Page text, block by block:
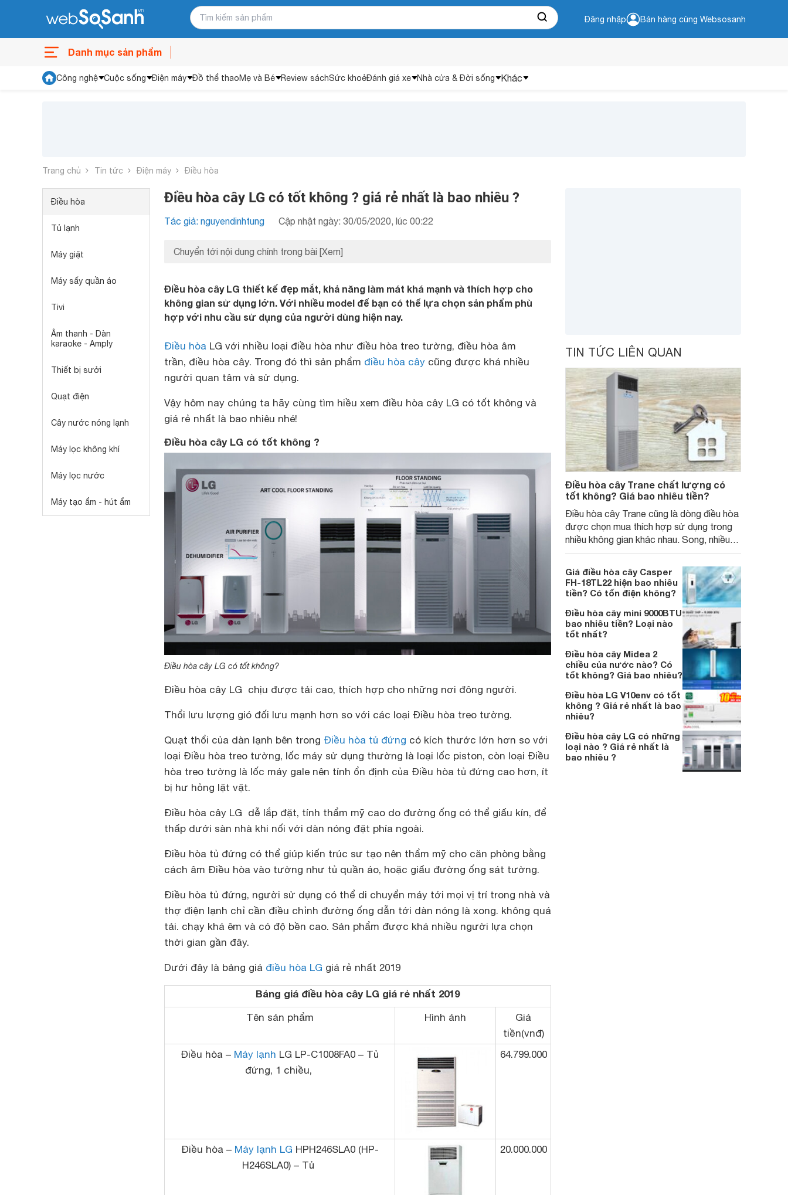
Đăng nhập Bán hàng cùng Websosanh
Danh mục sản phẩm
Công nghệ Cuộc sống Điện máy Đồ thể thaoMẹ và Bé Review sáchSức khoẻĐánh giá xe Nhà cửa & Đời sống Khác
Trang chủ Tin tức Điện máy Điều hòa
Điều hòa
Tủ lạnh
Máy giặt
Máy sấy quần áo
Tivi
Âm thanh - Dàn
karaoke - Amply
Thiết bị sưởi
Quạt điện
Cây nước nóng lạnh
Máy lọc không khí
Máy lọc nước
Máy tạo ẩm - hút ẩm
Điều hòa cây LG có tốt không ? giá rẻ nhất là bao nhiêu ?
Tác giả: nguyendinhtung Cập nhật ngày: 30/05/2020, lúc 00:22
Chuyển tới nội dung chính trong bài [Xem]
Điều hòa cây LG thiết kế đẹp mắt, khả năng làm mát khá mạnh và thích hợp cho
không gian sử dụng lớn. Với nhiều model để bạn có thể lựa chọn sản phẩm phù
hợp với nhu cầu sử dụng của người dùng hiện nay.
Điều hòa LG với nhiều loại điều hòa như điều hòa treo tường, điều hòa âm
trần, điều hòa cây. Trong đó thì sản phẩm điều hòa cây cũng được khá nhiều
người quan tâm và sử dụng.
Vậy hôm nay chúng ta hãy cùng tìm hiều xem điều hòa cây LG có tốt không và
giá rẻ nhất là bao nhiêu nhé!
Điều hòa cây LG có tốt không ?
Điều hòa cây LG có tốt không?
Điều hòa cây LG chịu được tải cao, thích hợp cho những nơi đông người.
Thổi lưu lượng gió đối lưu mạnh hơn so với các loại Điều hòa treo tường.
Quạt thổi của dàn lạnh bên trong Điều hòa tủ đứng có kích thước lớn hơn so với
loại Điều hòa treo tường, lốc máy sử dụng thường là loại lốc piston, còn loại Điều
hòa treo tường là lốc máy gale nên tính ổn định của Điều hòa tủ đứng cao hơn, ít
bị hư hỏng lặt vặt.
Điều hòa cây LG dễ lắp đặt, tính thẩm mỹ cao do đường ống có thể giấu kín, để
thấp dưới sàn nhà khi nối với dàn nóng đặt phía ngoài.
Điều hòa tủ đứng có thể giúp kiến trúc sư tạo nên thẩm mỹ cho căn phòng bằng
cách âm Điều hòa vào tường như tủ quần áo, hoặc giấu đường ống sát tường.
Điều hòa tủ đứng, người sử dụng có thể di chuyển máy tới mọi vị trí trong nhà và
thợ điện lạnh chỉ cần điều chỉnh đường ống dẫn tới dàn nóng là xong. không quá
tải. chạy khá êm và có độ bền cao. Sản phẩm được khá nhiều người lựa chọn
thời gian gần đây.
Dưới đây là bảng giá điều hòa LG giá rẻ nhất 2019
Bảng giá điều hòa cây LG giá rẻ nhất 2019
Tên sản phẩm Hình ảnh
Giá
tiền(vnđ)
Điều hòa – Máy lạnh LG LP-C1008FA0 – Tủ
đứng, 1 chiều,
64.799.000
Điều hòa – Máy lạnh LG HPH246SLA0 (HP-
H246SLA0) – Tủ
20.000.000
TIN TỨC LIÊN QUAN
Điều hòa cây Trane chất lượng có
tốt không? Giá bao nhiêu tiền?
Điều hòa cây Trane cũng là dòng điều hòa
được chọn mua thích hợp sử dụng trong
nhiều không gian khác nhau. Song, nhiều
người dùng còn băn khoăn về chất lượng
điều hòa cây và giá thành của sản phẩm
như thế nào?
Giá điều hòa cây Casper
FH-18TL22 hiện bao nhiêu
tiền? Có tốn điện không?
Điều hòa cây mini 9000BTU
bao nhiêu tiền? Loại nào
tốt nhất?
Điều hòa cây Midea 2
chiều của nước nào? Có
tốt không? Giá bao nhiêu?
Điều hòa LG V10env có tốt
không ? Giá rẻ nhất là bao
nhiêu?
Điều hòa cây LG có những
loại nào ? Giá rẻ nhất là
bao nhiêu ?